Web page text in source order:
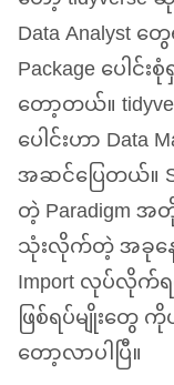
Data Analyst
Package ပေါင်
တော့တယ်။
ပေါင်းဟာ
အဆင်ပြေတယ်။
တဲ့ Paradigm
သုံးလိုက်တဲ့ အခုနေ
Import လုပ်လိုက်
ဖြစ်ရပ်မျိုးတွေ
တော့လာပါပြီ။